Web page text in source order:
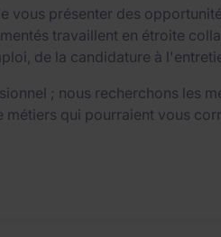
vous présenter des
travaillent en étroite
de la candidature à
; nous recherchons les
métiers qui pourraient vous